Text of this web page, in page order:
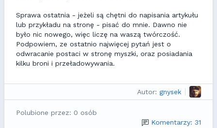
Sprawa ostatnia - jeżeli są chętni do napisania artykułu
lub przykładu na stronę - pisać do mnie. Dawno nie
było nic nowego, więc liczę na waszą twórczość.
Podpowiem, ze ostatnio najwięcej pytań jest o
odwracanie postaci w stronę myszki, oraz posiadania
kilku broni i przeładowywania.
Autor: gnysek
Polubione przez: 0 osób
Komentarzy: 31